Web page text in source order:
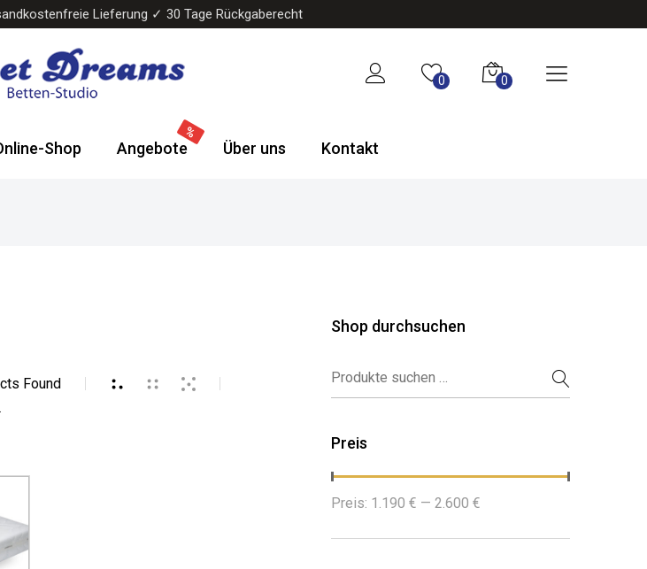
Lieferung ✓ 30 Tage Rückgaberecht
0 0
Shop Angebote Über uns Kontakt
Found
Shop durchsuchen
Suchen nach:
Preis
Min.
Preis
Max.
Preis
Preis: 1.190 € — 2.600 €